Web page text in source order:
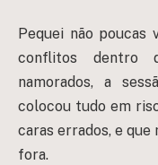
Pequei não poucas
conflitos dentro
namorados, a
colocou tudo em
caras errados, e
fora.